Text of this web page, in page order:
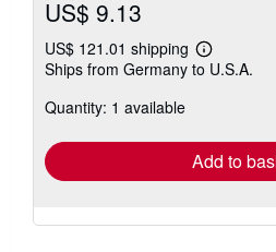
US$ 9.13
US$ 121.01 shipping
Learn
more
Ships from Germany to U.S.A.
Quantity: 1 available
Add to